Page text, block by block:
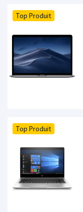
Top Produit
Top Produit